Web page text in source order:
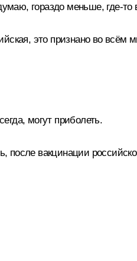
гораздо меньше, где-то
это признано во всём
могут приболеть.
после вакцинации